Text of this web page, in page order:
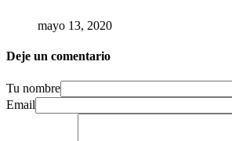
mayo 13, 2020
Deje un comentario
Tu nombre
Email